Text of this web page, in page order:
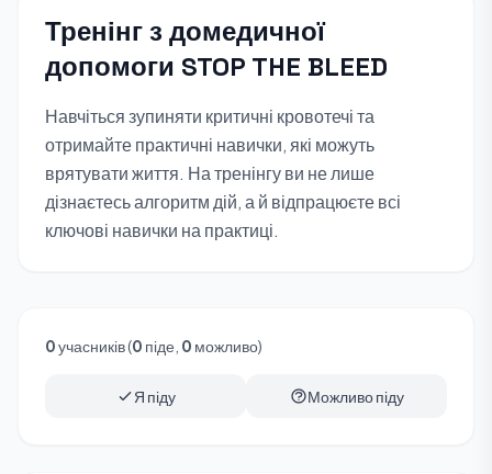
Тренінг з домедичної
допомоги STOP THE BLEED
Навчіться зупиняти критичні кровотечі та
отримайте практичні навички, які можуть
врятувати життя. На тренінгу ви не лише
дізнаєтесь алгоритм дій, а й відпрацюєте всі
ключові навички на практиці.
0учасників (0 піде, 0 можливо)
Я піду Можливо піду